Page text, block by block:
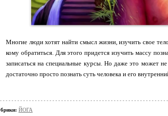
Многие люди хотят найти смысл жизни, изучить свое
кому обратиться. Для этого придется изучить массу
записаться на специальные курсы. Но даже это может
достаточно просто познать суть человека и его
ЙОГА